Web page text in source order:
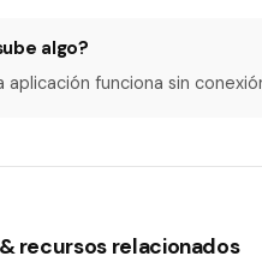
algo?
aplicación funciona sin
recursos relacionados